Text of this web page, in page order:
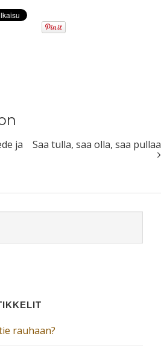
ja
Saa tulla, saa olla, saa pullaa
rauhaan?